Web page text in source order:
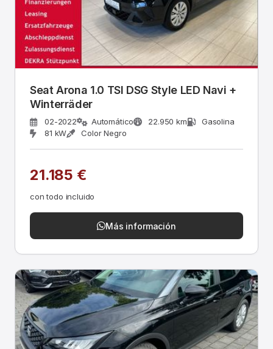
Seat Arona 1.0 TSI DSG Style LED Navi +
Winterräder
02-2022 Automático 22.950 km
Gasolina
81 kW
Color Negro
21.185 €
con todo incluido
Más información